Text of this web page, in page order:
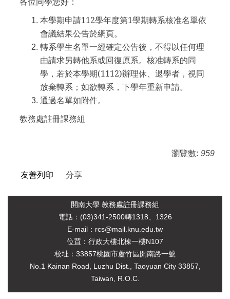
本學期申請112學年度第1學期轉系核准名單依
會議結果公告於網頁。
轉系學生名單一經確定公告後，不得以任何理
由請求另轉他系或回復原系。核准轉系的同
學，若於本學期(1112)辦理休、退學者，視同
放棄轉系；如欲轉系，下學年重新申請。
通過名單如附件。
教務處註冊課務組
瀏覽數: 959
友善列印 分享
開南大學 教務處註冊課務組
電話：(03)341-2500轉1318、1326
E-mail：rcs@mail.knu.edu.tw
位罝：行政大樓北棟一樓N107
校址：33857桃園市蘆竹區開南路一號
No.1 Kainan Road, Luzhu Dist., Taoyuan City 33857,
Taiwan, R.O.C.